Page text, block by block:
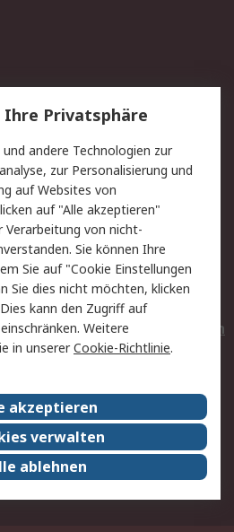
Lieferlösungen
Kontakt
Privatkunden
Datenschutz
Zahlungsbedingungen
Entsorgung
Elektrogeräte/Batterien
RS weltweit
Nachhaltigkeit
Presse-Center
Privatsphäre
andere Technologien zur
zur Personalisierung und
auf Websites von
auf "Alle akzeptieren"
Verarbeitung von nicht-
Sie können Ihre
Sie auf "Cookie Einstellungen
Sie dies nicht möchten, klicken
kann den Zugriff auf
Weitere
in unsererCookie-Richtlinie.
akzeptieren
verwalten
ablehnen